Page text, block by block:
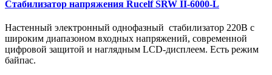
Стабилизатор напряжения Rucelf SRW II-6000-L
Настенный электронный однофазный стабилизатор 220В с
широким диапазоном входных напряжений, современной
цифровой защитой и наглядным LCD-дисплеем. Есть режим
байпас.